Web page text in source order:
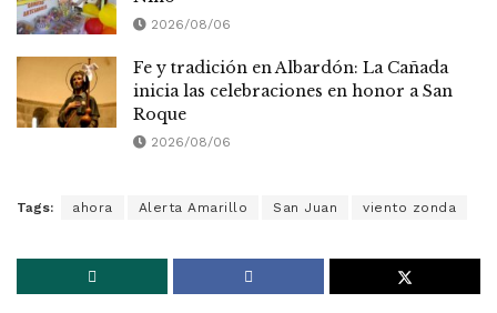
2026/08/06
Fe y tradición en Albardón: La Cañada
inicia las celebraciones en honor a San
Roque
2026/08/06
Tags: ahora Alerta Amarillo San Juan viento zonda